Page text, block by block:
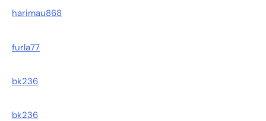
harimau868
furla77
bk236
bk236